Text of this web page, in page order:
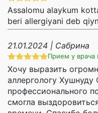
Assalomu alaykum
beri allergiyani deb
21.01.2024 | Сабрина
Прием у врача
Хочу выразить
аллергологу Хушнуду
профессионального
смогла